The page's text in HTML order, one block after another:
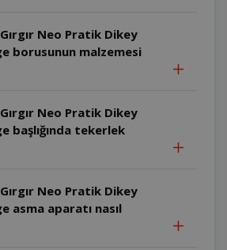
borusunun malzemesi
başlığında tekerlek
asma aparatı nasıl